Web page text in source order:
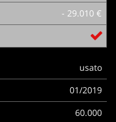
- 29.010 €
usato
01/2019
60.000